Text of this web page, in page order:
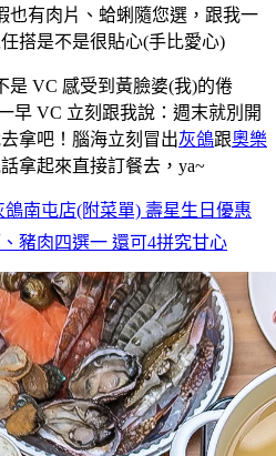
也有肉片、蛤蜊隨您選，跟我一
搭是不是很貼心(手比愛心)
是 VC 感受到黃臉婆(我)的倦
早 VC 立刻跟我說：週末就別開
拿吧！腦海立刻冒出灰鴿跟奧樂
拿起來直接訂餐去，ya~
鴿南屯店(附菜單) 壽星生日優惠
豬肉四選一 還可4拼究甘心